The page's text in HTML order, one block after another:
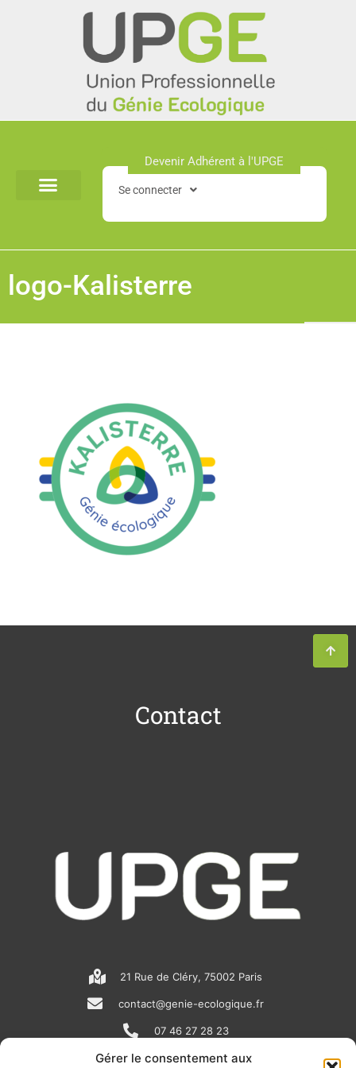
Gérer le consentement aux
Devenir Adhérent à l'UPGE​
Se connecter
logo-Kalisterre
Contact
21 Rue de Cléry, 75002 Paris
contact@genie-ecologique.fr
07 46 27 28 23